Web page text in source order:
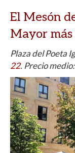
El Mesón
Mayor
Plaza del Poeta
22. Precio